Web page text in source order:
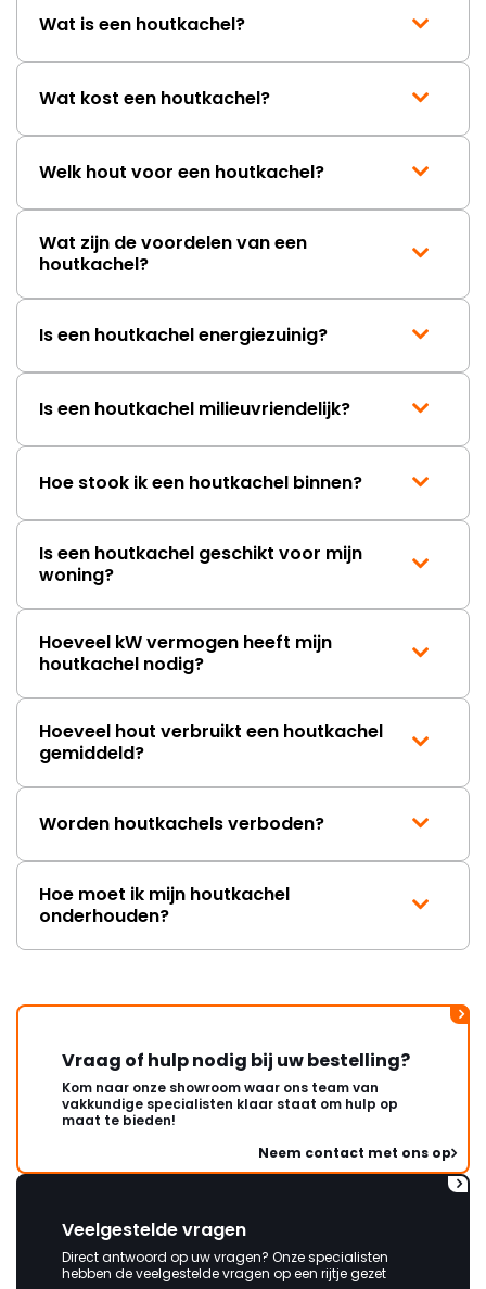
Wat is een houtkachel?
Wat kost een houtkachel?
Welk hout voor een houtkachel?
Wat zijn de voordelen van een
houtkachel?
Is een houtkachel energiezuinig?
Is een houtkachel milieuvriendelijk?
Hoe stook ik een houtkachel binnen?
Is een houtkachel geschikt voor mijn
woning?
Hoeveel kW vermogen heeft mijn
houtkachel nodig?
Hoeveel hout verbruikt een houtkachel
gemiddeld?
Worden houtkachels verboden?
Hoe moet ik mijn houtkachel
onderhouden?
Vraag of hulp nodig bij uw bestelling?
Kom naar onze showroom waar ons team van
vakkundige specialisten klaar staat om hulp op
maat te bieden!
Neem contact met ons op
Veelgestelde vragen
Direct antwoord op uw vragen? Onze specialisten
hebben de veelgestelde vragen op een rijtje gezet